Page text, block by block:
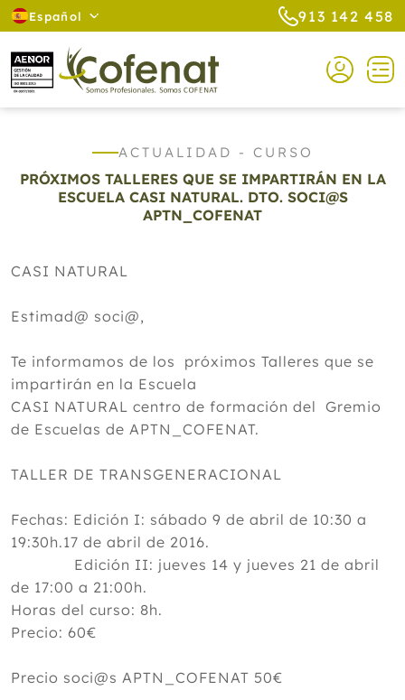
Español 913 142 458
ACTUALIDAD - CURSO
PRÓXIMOS TALLERES QUE SE IMPARTIRÁN EN LA
ESCUELA CASI NATURAL. DTO. SOCI@S
APTN_COFENAT
CASI NATURAL
Estimad@ soci@,
Te informamos de los próximos Talleres que se
impartirán en la Escuela
CASI NATURAL centro de formación del Gremio
de Escuelas de APTN_COFENAT.
TALLER DE TRANSGENERACIONAL
Fechas: Edición I: sábado 9 de abril de 10:30 a
19:30h.17 de abril de 2016.
Edición II: jueves 14 y jueves 21 de abril
de 17:00 a 21:00h.
Horas del curso: 8h.
Precio: 60€
Precio soci@s APTN_COFENAT 50€